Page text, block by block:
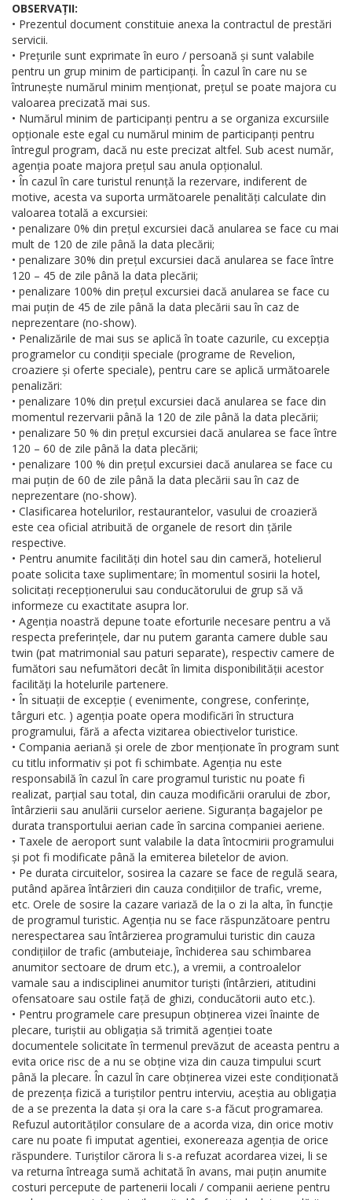
OBSERVAȚII:
• Prezentul document constituie anexa la contractul de prestări
servicii.
• Prețurile sunt exprimate în euro / persoană și sunt valabile
pentru un grup minim de participanți. În cazul în care nu se
întrunește numărul minim menționat, prețul se poate majora cu
valoarea precizată mai sus.
• Numărul minim de participanți pentru a se organiza excursiile
opționale este egal cu numărul minim de participanți pentru
întregul program, dacă nu este precizat altfel. Sub acest număr,
agenția poate majora prețul sau anula opționalul.
• În cazul în care turistul renunță la rezervare, indiferent de
motive, acesta va suporta următoarele penalități calculate din
valoarea totală a excursiei:
• penalizare 0% din prețul excursiei dacă anularea se face cu mai
mult de 120 de zile până la data plecării;
• penalizare 30% din prețul excursiei dacă anularea se face între
120 – 45 de zile până la data plecării;
• penalizare 100% din prețul excursiei dacă anularea se face cu
mai puțin de 45 de zile până la data plecării sau în caz de
neprezentare (no-show).
• Penalizările de mai sus se aplică în toate cazurile, cu excepția
programelor cu condiții speciale (programe de Revelion,
croaziere și oferte speciale), pentru care se aplică următoarele
penalizări:
• penalizare 10% din prețul excursiei dacă anularea se face din
momentul rezervarii până la 120 de zile până la data plecării;
• penalizare 50 % din prețul excursiei dacă anularea se face între
120 – 60 de zile până la data plecării;
• penalizare 100 % din prețul excursiei dacă anularea se face cu
mai puțin de 60 de zile până la data plecării sau în caz de
neprezentare (no-show).
• Clasificarea hotelurilor, restaurantelor, vasului de croazieră
este cea oficial atribuită de organele de resort din țările
respective.
• Pentru anumite facilități din hotel sau din cameră, hotelierul
poate solicita taxe suplimentare; în momentul sosirii la hotel,
solicitați recepționerului sau conducătorului de grup să vă
informeze cu exactitate asupra lor.
• Agenția noastră depune toate eforturile necesare pentru a vă
respecta preferințele, dar nu putem garanta camere duble sau
twin (pat matrimonial sau paturi separate), respectiv camere de
fumători sau nefumători decât în limita disponibilității acestor
facilități la hotelurile partenere.
• În situații de excepție ( evenimente, congrese, conferințe,
târguri etc. ) agenția poate opera modificări în structura
programului, fără a afecta vizitarea obiectivelor turistice.
• Compania aeriană și orele de zbor menționate în program sunt
cu titlu informativ și pot fi schimbate. Agenția nu este
responsabilă în cazul în care programul turistic nu poate fi
realizat, parțial sau total, din cauza modificării orarului de zbor,
întârzierii sau anulării curselor aeriene. Siguranța bagajelor pe
durata transportului aerian cade în sarcina companiei aeriene.
• Taxele de aeroport sunt valabile la data întocmirii programului
și pot fi modificate până la emiterea biletelor de avion.
• Pe durata circuitelor, sosirea la cazare se face de regulă seara,
putând apărea întârzieri din cauza condițiilor de trafic, vreme,
etc. Orele de sosire la cazare variază de la o zi la alta, în funcție
de programul turistic. Agenția nu se face răspunzătoare pentru
nerespectarea sau întârzierea programului turistic din cauza
condițiilor de trafic (ambuteiaje, închiderea sau schimbarea
anumitor sectoare de drum etc.), a vremii, a controalelor
vamale sau a indisciplinei anumitor turiști (întârzieri, atitudini
ofensatoare sau ostile față de ghizi, conducătorii auto etc.).
• Pentru programele care presupun obținerea vizei înainte de
plecare, turiștii au obligația să trimită agenției toate
documentele solicitate în termenul prevăzut de aceasta pentru a
evita orice risc de a nu se obține viza din cauza timpului scurt
până la plecare. În cazul în care obținerea vizei este condiționată
de prezența fizică a turiștilor pentru interviu, aceștia au obligația
de a se prezenta la data și ora la care s-a făcut programarea.
Refuzul autorităților consulare de a acorda viza, din orice motiv
care nu poate fi imputat agentiei, exonereaza agenția de orice
răspundere. Turiștilor cărora li s-a refuzat acordarea vizei, li se
va returna întreaga sumă achitată în avans, mai puțin anumite
costuri percepute de partenerii locali / companii aeriene pentru